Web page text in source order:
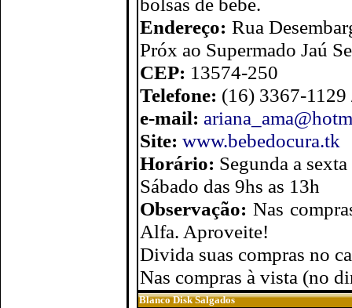
Endereço: Rua
Próx ao Supermado Jaú
CEP: 13574-250
Telefone: (16) 3367-
e-mail:
Site: www.bebedocura.tk
Horário: Segunda a
Sábado das 9hs as 13h
Observação: Nas
Alfa. Aproveite!
Divida suas compras no
Nas compras à vista (no
Blanco Disk Salgados